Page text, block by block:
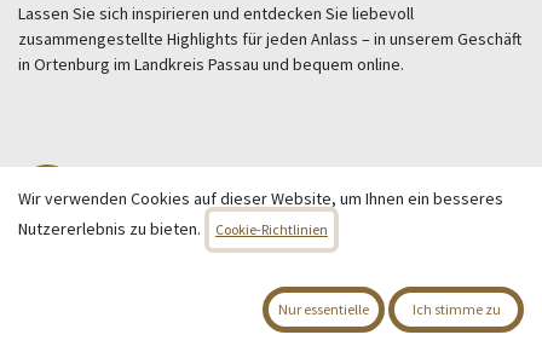
Lassen Sie sich inspirieren und entdecken Sie liebevoll
zusammengestellte Highlights für jeden Anlass – in unserem Geschäft
in Ortenburg im Landkreis Passau und bequem online.
Bilder & Bilderrahmen
Blumentöpfe
Wir verwenden Cookies auf dieser Website, um Ihnen ein besseres
Nutzererlebnis zu bieten.
Cookie-Richtlinien
Nur essentielle Ich stimme zu